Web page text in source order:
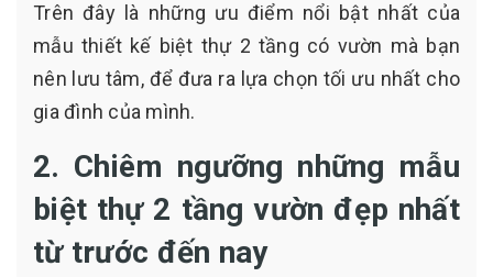
Trên đây là những ưu điểm nổi bật nhất của
mẫu thiết kế biệt thự 2 tầng có vườn mà bạn
nên lưu tâm, để đưa ra lựa chọn tối ưu nhất cho
gia đình của mình.
2. Chiêm ngưỡng những mẫu
biệt thự 2 tầng vườn đẹp nhất
từ trước đến nay